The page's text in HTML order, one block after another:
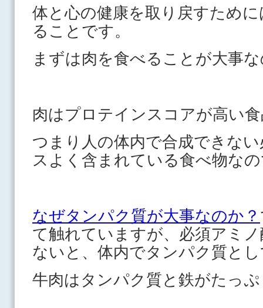
体と心の健康を取り戻すため
ることです。
まずは肉を食べることが大事
肉はプロテインスコアが高い
つまり人の体内で合成できな
スよく含まれている食べ物な
なぜタンパク質が大事なのか？
て触れていますが、必須アミ
ないと、体内でタンパク質と
牛肉はタンパク質と鉄がたっ